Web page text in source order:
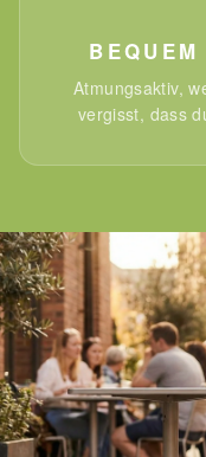
Atmungsaktiv,
vergisst, dass